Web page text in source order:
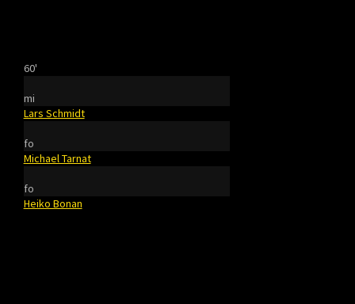
60'
mi
Lars Schmidt
fo
Michael Tarnat
fo
Heiko Bonan